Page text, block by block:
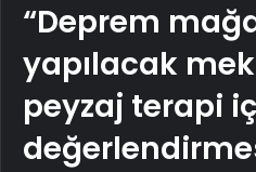
“Deprem
yapılacak
peyzaj terapi